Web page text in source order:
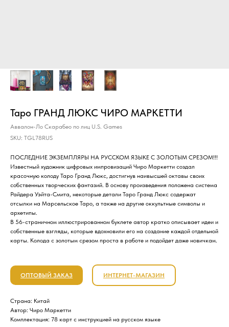
Таро ГРАНД ЛЮКС ЧИРО МАРКЕТТИ
Аввалон-Ло Скарабео по лиц U.S. Games
SKU: TGL78RUS
ПОСЛЕДНИЕ ЭКЗЕМПЛЯРЫ НА РУССКОМ ЯЗЫКЕ С ЗОЛОТЫМ СРЕЗОМ!!!
Известный художник цифровых импровизаций Чиро Маркетти создал
красочную колоду Таро Гранд Люкс, достигнув наивысшей октавы своих
собственных творческих фантазий. В основу произведения положена система
Райдера Уэйта-Смита, некоторые детали Таро Гранд Люкс содержат
отсылки на Марсельское Таро, а также на другие оккультные символы и
архетипы.
В 56-страничном иллюстрированном буклете автор кратко описывает идеи и
собственные взгляды, которые вдохновили его на создание каждой отдельной
карты. Колода с золотым срезом проста в работе и подойдет даже новичкам.
ОПТОВЫЙ ЗАКАЗ ИНТЕРНЕТ-МАГАЗИН
Страна: Китай
Автор: Чиро Маркетти
Комплектация: 78 карт с инструкцией на русском языке